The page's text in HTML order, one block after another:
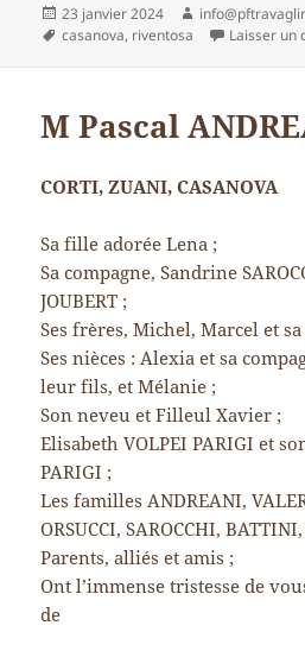
Publié
le
23 janvier 2024 Auteur
Mots-
casanova, riventosa Laisser un
M Pascal
CORTI, ZUANI, CASANOVA
Sa fille adorée Lena ;
Sa compagne, Sandrine
JOUBERT ;
Ses frères, Michel, Marcel et sa
Ses nièces : Alexia et sa
leur fils, et Mélanie ;
Son neveu et Filleul Xavier ;
Elisabeth VOLPEI PARIGI et
PARIGI ;
Les familles ANDREANI,
ORSUCCI, SAROCCHI,
Parents, alliés et amis ;
Ont l’immense tristesse de
de